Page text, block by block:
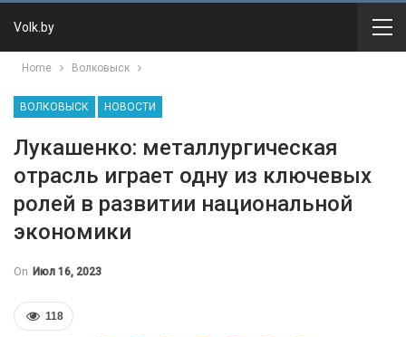
Volk.by
Home Волковыск
ВОЛКОВЫСК НОВОСТИ
Лукашенко: металлургическая
отрасль играет одну из ключевых
ролей в развитии национальной
экономики
On Июл 16, 2023
118